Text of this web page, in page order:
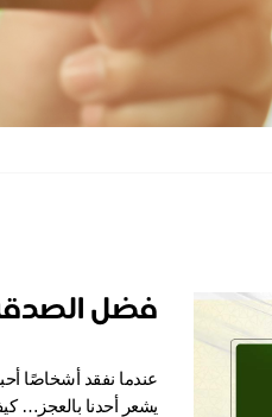
فضل
يشعر أحدنا بالعجز…